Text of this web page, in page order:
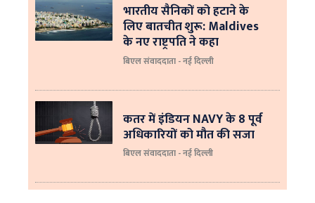
भारतीय सैनिकों को हटाने के
लिए बातचीत शुरू: Maldives
के नए राष्ट्रपति ने कहा
बिएल संवाददाता - नई दिल्‍ली
कतर में इंडियन NAVY के 8 पूर्व
अधिकारियों को मौत की सजा
बिएल संवाददाता - नई दिल्ली